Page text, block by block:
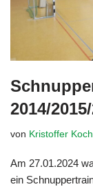
2014/
von Kristoffer Koch
Am 27.01.2024
ein